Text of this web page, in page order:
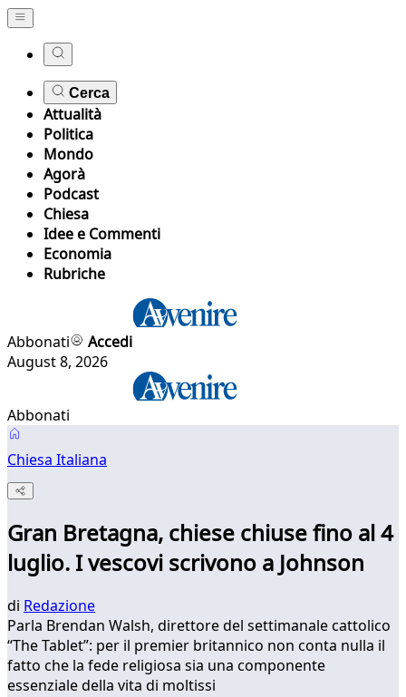
Cerca
Attualità
Politica
Mondo
Agorà
Podcast
Chiesa
Idee e Commenti
Economia
Rubriche
Abbonati
Accedi
August 8, 2026
Abbonati
Chiesa Italiana
Gran Bretagna, chiese chiuse fino al 4
luglio. I vescovi scrivono a Johnson
di Redazione
Parla Brendan Walsh, direttore del settimanale cattolico
“The Tablet”: per il premier britannico non conta nulla il
fatto che la fede religiosa sia una componente
essenziale della vita di moltissi